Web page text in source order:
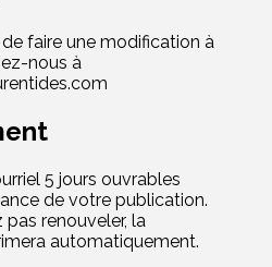
faire une modification à
nous à
5 jours ouvrables
de votre publication.
renouveler, la
automatiquement.